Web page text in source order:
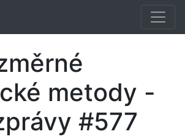
metody -
#577